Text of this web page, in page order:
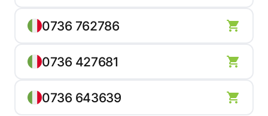
0736 762786
0736 427681
0736 643639